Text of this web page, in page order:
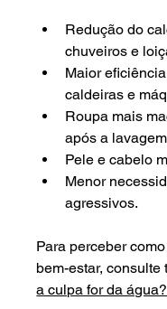
Redução do
chuveiros e
Maior
caldeiras e
Roupa mais
após a
Pele e cabelo
Menor
agressivos.
Para perceber
bem-estar, consulte
a culpa for da água?